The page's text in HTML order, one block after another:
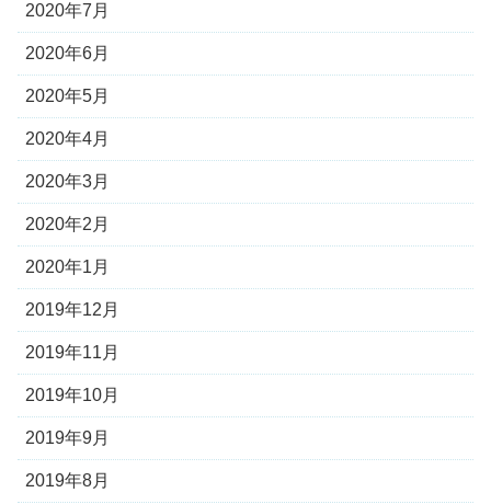
2020年7月
2020年6月
2020年5月
2020年4月
2020年3月
2020年2月
2020年1月
2019年12月
2019年11月
2019年10月
2019年9月
2019年8月